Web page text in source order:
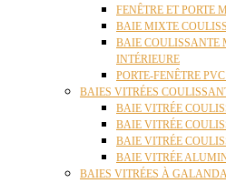
FENÊTRE ET PORTE
BAIE MIXTE
BAIE COULISSANTE
INTÉRIEURE
PORTE-FENÊTRE
BAIES VITRÉES
BAIE VITRÉE
BAIE VITRÉE
BAIE VITRÉE
BAIE VITRÉE
BAIES VITRÉES À